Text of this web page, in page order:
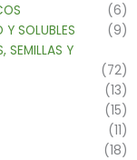
(6)
SOLUBLES
(9)
SEMILLAS Y
(72)
(13)
(15)
(11)
(18)